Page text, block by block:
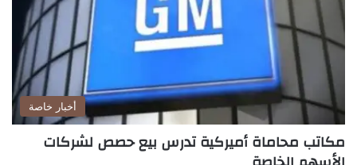
أخبار خاصة
مكاتب محاماة أميركية تدرس بيع حصص لشركات